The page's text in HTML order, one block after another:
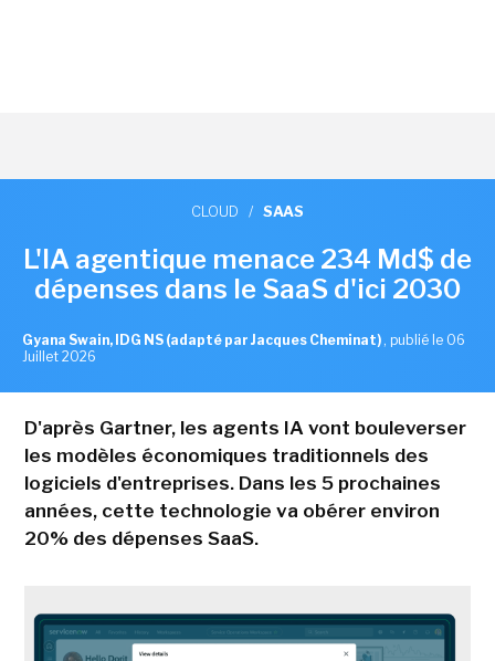
CLOUD / SAAS
L'IA agentique menace 234 Md$ de
dépenses dans le SaaS d'ici 2030
Gyana Swain, IDG NS (adapté par Jacques Cheminat) , publié le 06
Juillet 2026
D'après Gartner, les agents IA vont bouleverser
les modèles économiques traditionnels des
logiciels d'entreprises. Dans les 5 prochaines
années, cette technologie va obérer environ
20% des dépenses SaaS.